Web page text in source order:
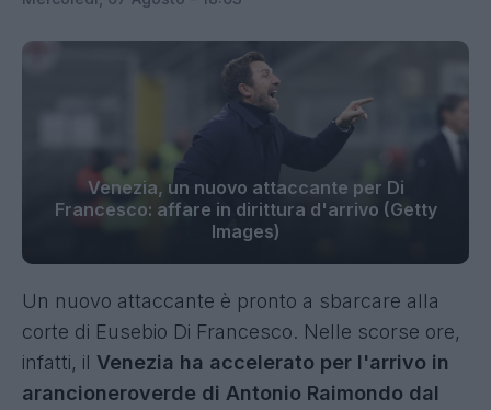
Venezia, un nuovo attaccante per Di
Francesco: affare in dirittura d'arrivo (Getty
Images)
Un nuovo attaccante è pronto a sbarcare alla
corte di Eusebio Di Francesco. Nelle scorse ore,
infatti, il Venezia ha accelerato per l'arrivo in
arancioneroverde di Antonio Raimondo dal